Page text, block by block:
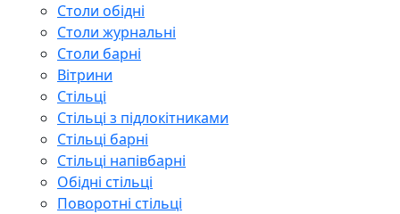
Столи обідні
Столи журнальні
Столи барні
Вітрини
Стільці
Стільці з підлокітниками
Стільці барні
Стільці напівбарні
Обідні стільці
Поворотні стільці